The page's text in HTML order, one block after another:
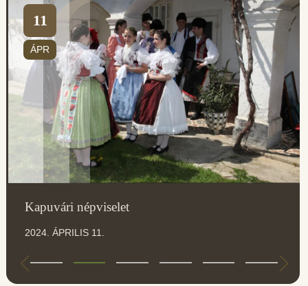
11
ÁPR
Kapuvári népviselet
2024. ÁPRILIS 11.